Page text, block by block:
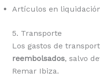
Artículos en
5. Transporte
Los gastos de
reembolsados, salvo
Remar Ibiza.